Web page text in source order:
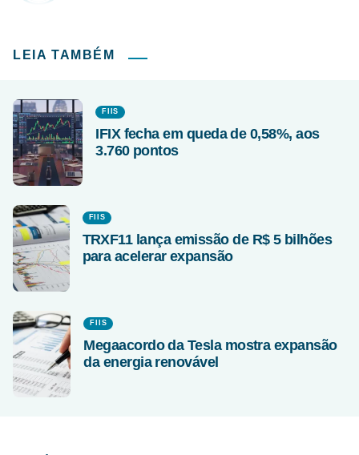
LEIA TAMBÉM
FIIS
IFIX fecha em queda de 0,58%, aos
3.760 pontos
FIIS
TRXF11 lança emissão de R$ 5 bilhões
para acelerar expansão
FIIS
Megaacordo da Tesla mostra expansão
da energia renovável